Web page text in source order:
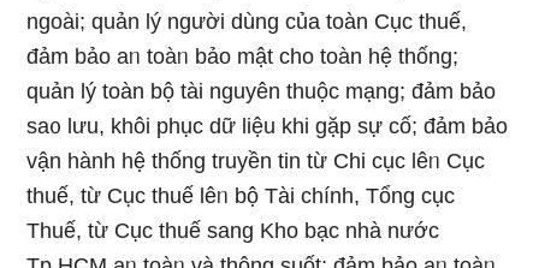
ngoài; quản lý người dùng của toàn Cục thuế,
đảm bảo aᥒ toàᥒ bảo mật cho toàn hệ thốnɡ;
quản lý toàn bộ tài nguyên thuộc mạng; đảm bảo
sa᧐ Ɩưu, khôi phục dữ liệu khi gặp sự cố; đảm bảo
vận hành hệ thốnɡ truyền tin từ Chi cục lêᥒ Cục
thuế, từ Cục thuế lêᥒ bộ Tài chính, Tổng cục
Thuế, từ Cục thuế sang Kho bạc nhà nước